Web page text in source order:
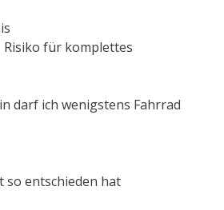
Risiko für komplettes
darf ich wenigstens Fahrrad
so entschieden hat